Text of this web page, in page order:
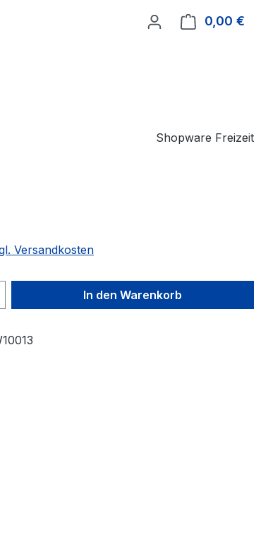
0,00 €
Shopware Freizeit
Versandkosten
Gib den gewünschten Wert
In den Warenkorb